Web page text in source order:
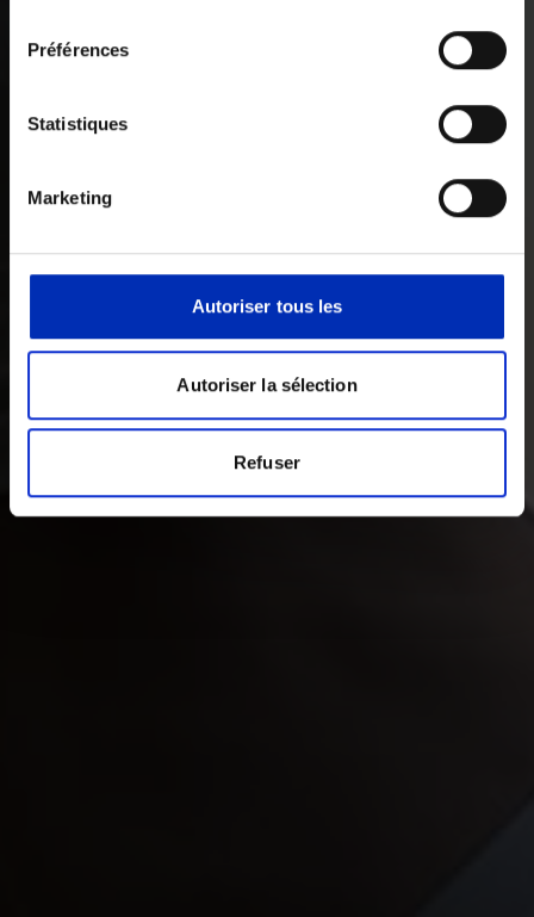
Préférences
Statistiques
Marketing
Autoriser tous les
Autoriser la sélection
Refuser